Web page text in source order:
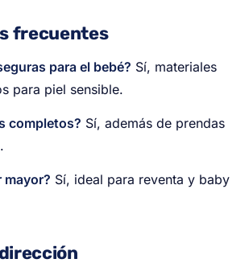
frecuentes
para el bebé? Sí, materiales
para piel sensible.
completos? Sí, además de prendas
mayor? Sí, ideal para reventa y baby